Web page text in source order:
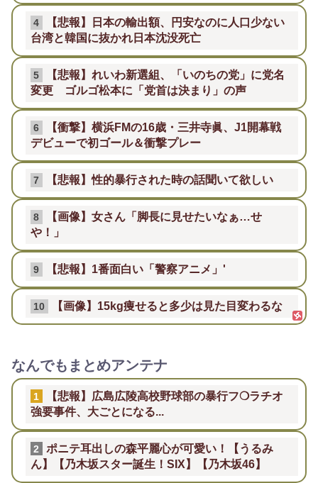
4
【悲報】日本の輸出額、円安なのに人口少ない
台湾と韓国に抜かれ日本沈没死亡
5
【悲報】れいわ新選組、「いのちの党」に党名
変更 ゴルゴ松本に「党首は決まり」の声
6
【衝撃】横浜FMの16歳・三井寺眞、J1開幕戦
デビューで初ゴール＆衝撃プレー
7 【悲報】性的暴行された時の話聞いて欲しい
8
【画像】女さん「脚長に見せたいなぁ…せ
や！」
9 【悲報】1番面白い「警察アニメ」'
10 【画像】15kg痩せると多少は見た目変わるな
なんでもまとめアンテナ
1
【悲報】広島広陵高校野球部の暴行フ❍ラチオ
強要事件、大ごとになる...
2
ポニテ耳出しの森平麗心が可愛い！【うるみ
ん】【乃木坂スター誕生！SIX】【乃木坂46】